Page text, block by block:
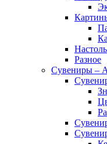
Разное
Сувениры –